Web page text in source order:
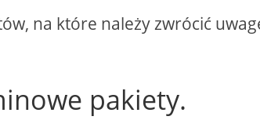
na które należy zwrócić
pakiety.